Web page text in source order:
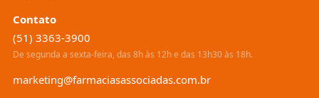
Contato
(51) 3363-3900
De segunda a sexta-feira, das 8h às 12h e das 13h30 às 18h.
marketing@farmaciasassociadas.com.br